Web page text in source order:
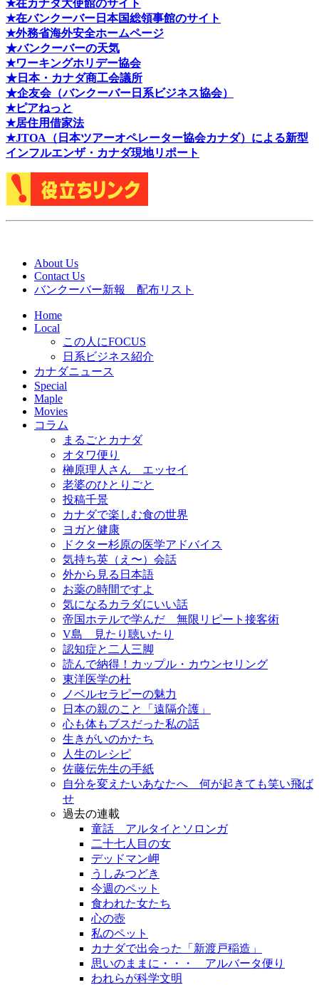
★在カナダ大使館のサイト
★在バンクーバー日本国総領事館のサイト
★外務省海外安全ホームページ
★バンクーバーの天気
★ワーキングホリデー協会
★日本・カナダ商工会議所
★企友会（バンクーバー日系ビジネス協会）
★ピアねっと
★居住用借家法
★JTOA（日本ツアーオペレーター協会カナダ）による新型
インフルエンザ・カナダ現地リポート
About Us
Contact Us
バンクーバー新報 配布リスト
Home
Local
この人にFOCUS
日系ビジネス紹介
カナダニュース
Special
Maple
Movies
コラム
まるごとカナダ
オタワ便り
榊原理人さん エッセイ
老婆のひとりごと
投稿千景
カナダで楽しむ食の世界
ヨガと健康
ドクター杉原の医学アドバイス
気持ち英（え〜）会話
外から見る日本語
お薬の時間ですよ
気になるカラダにいい話
帝国ホテルで学んだ 無限リピート接客術
V島 見たり聴いたり
認知症と二人三脚
読んで納得！カップル・カウンセリング
東洋医学の杜
ノベルセラピーの魅力
日本の親のこと「遠隔介護」
心も体もブスだった私の話
生きがいのかたち
人生のレシピ
佐藤伝先生の手紙
自分を変えたいあなたへ 何が起きても笑い飛ば
せ
過去の連載
童話 アルタイとソロンガ
二十七人目の女
デッドマン岬
うしみつどき
今週のペット
食われた女たち
心の壺
私のペット
カナダで出会った「新渡戸稲造」
思いのままに・・・ アルバータ便り
われらが科学文明